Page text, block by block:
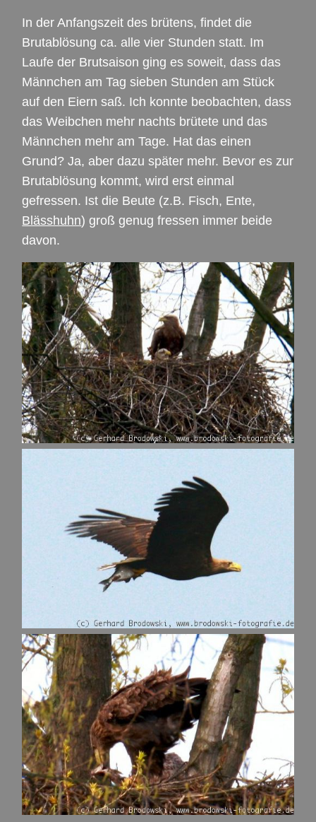
In der Anfangszeit des brütens, findet die
Brutablösung ca. alle vier Stunden statt. Im
Laufe der Brutsaison ging es soweit, dass das
Männchen am Tag sieben Stunden am Stück
auf den Eiern saß. Ich konnte beobachten, dass
das Weibchen mehr nachts brütete und das
Männchen mehr am Tage. Hat das einen
Grund? Ja, aber dazu später mehr. Bevor es zur
Brutablösung kommt, wird erst einmal
gefressen. Ist die Beute (z.B. Fisch, Ente,
Blässhuhn) groß genug fressen immer beide
davon.